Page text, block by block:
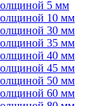
5 мм
10 мм
30 мм
35 мм
40 мм
45 мм
50 мм
60 мм